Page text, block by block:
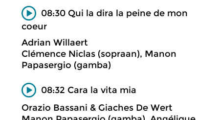
08:30 Qui la dira la peine de mon
coeur
Adrian Willaert
Clémence Niclas (sopraan), Manon
Papasergio (gamba)
08:32 Cara la vita mia
Orazio Bassani & Giaches De Wert